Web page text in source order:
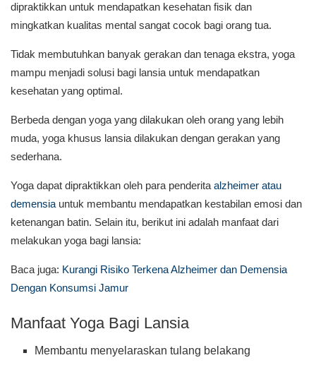
dipraktikkan untuk mendapatkan kesehatan fisik dan
mingkatkan kualitas mental sangat cocok bagi orang tua.
Tidak membutuhkan banyak gerakan dan tenaga ekstra, yoga
mampu menjadi solusi bagi lansia untuk mendapatkan
kesehatan yang optimal.
Berbeda dengan yoga yang dilakukan oleh orang yang lebih
muda, yoga khusus lansia dilakukan dengan gerakan yang
sederhana.
Yoga dapat dipraktikkan oleh para penderita alzheimer atau
demensia untuk membantu mendapatkan kestabilan emosi dan
ketenangan batin. Selain itu, berikut ini adalah manfaat dari
melakukan yoga bagi lansia:
Baca juga: Kurangi Risiko Terkena Alzheimer dan Demensia
Dengan Konsumsi Jamur
Manfaat Yoga Bagi Lansia
Membantu menyelaraskan tulang belakang